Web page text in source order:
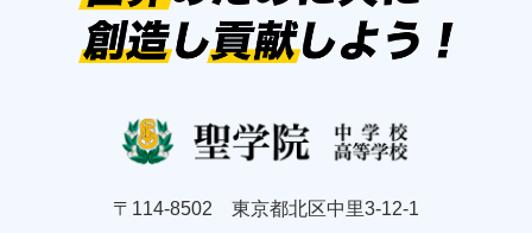
〒114-8502 東京都北区中里3-12-1